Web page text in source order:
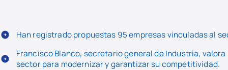
Han registrado propuestas 95 empresas vinculadas al
Francisco Blanco, secretario general de Industria,
sector para modernizar y garantizar su competitividad.